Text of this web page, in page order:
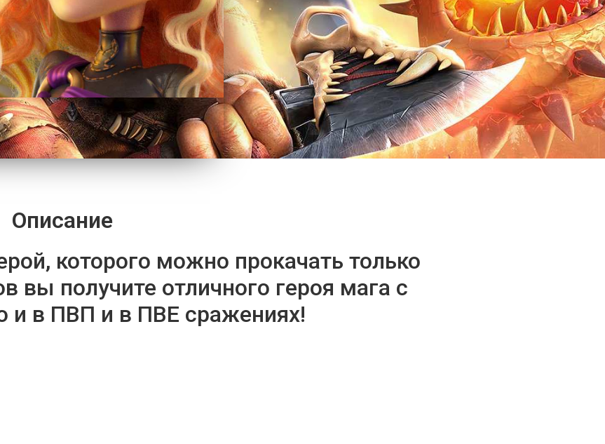
Описание
которого можно прокачать только
вы получите отличного героя мага с
в ПВП и в ПВЕ сражениях!